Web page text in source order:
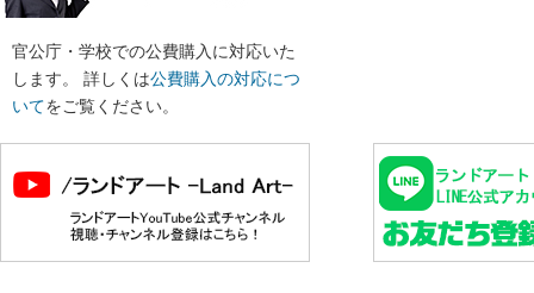
官公庁・学校での公費購入に対応いた
します。 詳しくは公費購入の対応につ
いてをご覧ください。